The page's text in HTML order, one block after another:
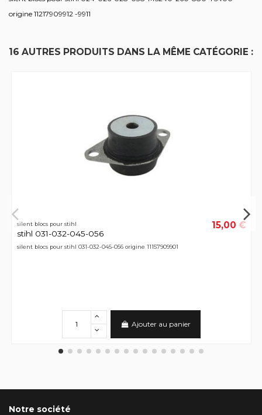
origine 11217909912 -9911
16 AUTRES PRODUITS DANS LA MÊME CATÉGORIE :
silent blocs pour stihl
stihl 031-032-045-056
15,00 €
silent blocs pour stihl 031-032-045-056 origine 11157909901
Ajouter au panier
Notre société